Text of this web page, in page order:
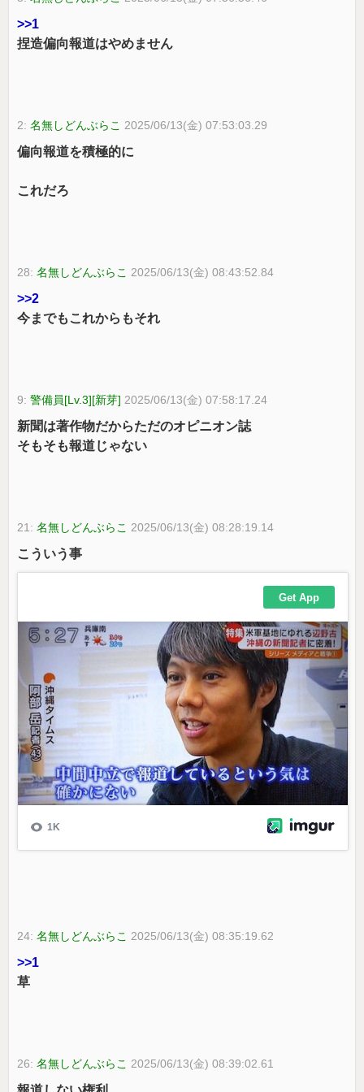
>>1
捏造偏向報道はやめません
2:名無しどんぶらこ 2025/06/13(金) 07:53:03.29
偏向報道を積極的に
これだろ
28:名無しどんぶらこ 2025/06/13(金) 08:43:52.84
>>2
今までもこれからもそれ
9:警備員[Lv.3][新芽] 2025/06/13(金) 07:58:17.24
新聞は著作物だからただのオピニオン誌
そもそも報道じゃない
21:名無しどんぶらこ 2025/06/13(金) 08:28:19.14
こういう事
24:名無しどんぶらこ 2025/06/13(金) 08:35:19.62
>>1
草
26:名無しどんぶらこ 2025/06/13(金) 08:39:02.61